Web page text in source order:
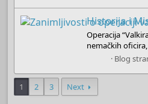
Historija i
Operacija
nemačkih
Blog
1 2 3 Next